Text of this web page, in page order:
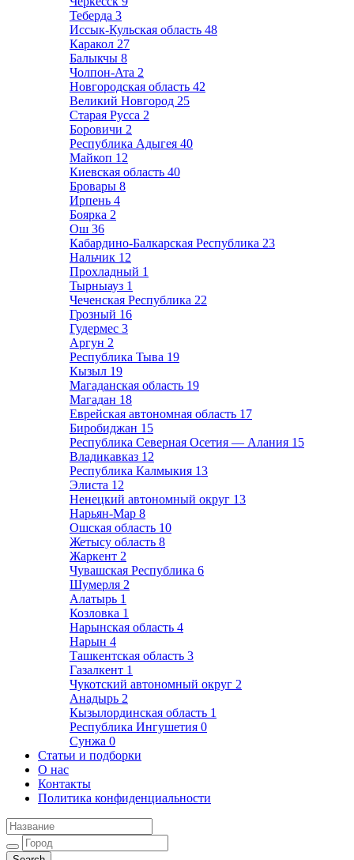
Теберда 3
Иссык-Кульская область 48
Каракол 27
Балыкчы 8
Чолпон-Ата 2
Новгородская область 42
Великий Новгород 25
Старая Русса 2
Боровичи 2
Республика Адыгея 40
Майкоп 12
Киевская область 40
Бровары 8
Ирпень 4
Боярка 2
Ош 36
Кабардино-Балкарская Республика 23
Нальчик 12
Прохладный 1
Тырныауз 1
Чеченская Республика 22
Грозный 16
Гудермес 3
Аргун 2
Республика Тыва 19
Кызыл 19
Магаданская область 19
Магадан 18
Еврейская автономная область 17
Биробиджан 15
Республика Северная Осетия — Алания 15
Владикавказ 12
Республика Калмыкия 13
Элиста 12
Ненецкий автономный округ 13
Нарьян-Мар 8
Ошская область 10
Жетысу область 8
Жаркент 2
Чувашская Республика 6
Шумерля 2
Алатырь 1
Козловка 1
Нарынская область 4
Нарын 4
Ташкентская область 3
Газалкент 1
Чукотский автономный округ 2
Анадырь 2
Кызылординская область 1
Республика Ингушетия 0
Сунжа 0
Статьи и подборки
О нас
Контакты
Политика конфиденциальности